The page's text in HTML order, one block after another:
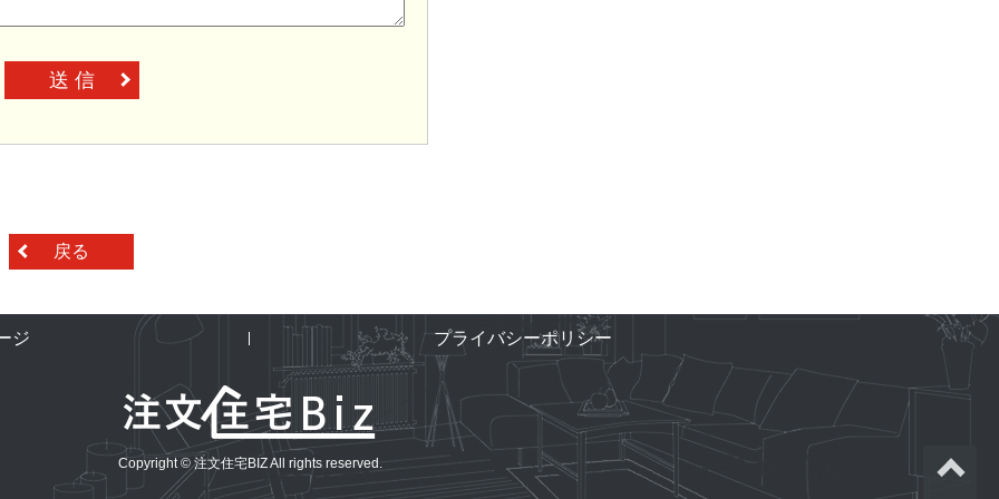
送 信
戻る
ジ プライバシーポリシー
Copyright © 注文住宅BIZ All rights reserved.